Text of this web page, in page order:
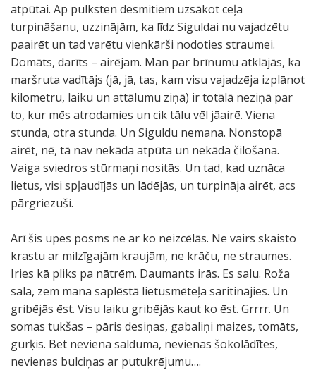
atpūtai. Ap pulksten desmitiem uzsākot ceļa
turpināšanu, uzzinājām, ka līdz Siguldai nu vajadzētu
paairēt un tad varētu vienkārši nodoties straumei.
Domāts, darīts – airējam. Man par brīnumu atklājās, ka
maršruta vadītājs (jā, jā, tas, kam visu vajadzēja izplānot
kilometru, laiku un attālumu ziņā) ir totālā neziņā par
to, kur mēs atrodamies un cik tālu vēl jāairē. Viena
stunda, otra stunda. Un Siguldu nemana. Nonstopā
airēt, nē, tā nav nekāda atpūta un nekāda čilošana.
Vaiga sviedros stūrmaņi nositās. Un tad, kad uznāca
lietus, visi spļaudījās un lādējās, un turpināja airēt, acs
pārgriezuši.
Arī šis upes posms ne ar ko neizcēlās. Ne vairs skaisto
krastu ar milzīgajām kraujām, ne krāču, ne straumes.
Iries kā pliks pa nātrēm. Daumants irās. Es salu. Roža
sala, zem mana saplēstā lietusmēteļa saritinājies. Un
gribējās ēst. Visu laiku gribējās kaut ko ēst. Grrrr. Un
somas tukšas – pāris desiņas, gabaliņi maizes, tomāts,
gurķis. Bet neviena salduma, nevienas šokolādītes,
nevienas bulciņas ar putukrējumu….